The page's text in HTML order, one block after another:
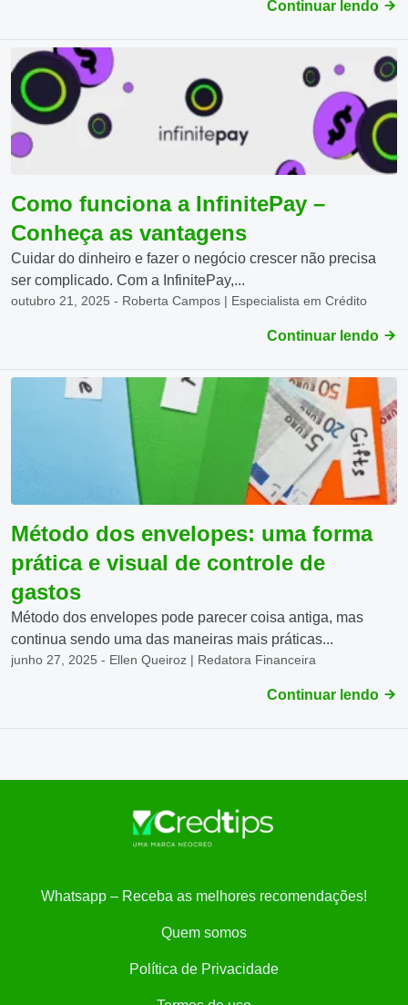
Continuar lendo
Como funciona a InfinitePay –
Conheça as vantagens
Cuidar do dinheiro e fazer o negócio crescer não precisa
ser complicado. Com a InfinitePay,...
outubro 21, 2025 - Roberta Campos | Especialista em Crédito
Continuar lendo
Método dos envelopes: uma forma
prática e visual de controle de
gastos
Método dos envelopes pode parecer coisa antiga, mas
continua sendo uma das maneiras mais práticas...
junho 27, 2025 - Ellen Queiroz | Redatora Financeira
Continuar lendo
Whatsapp – Receba as melhores recomendações!
Quem somos
Política de Privacidade